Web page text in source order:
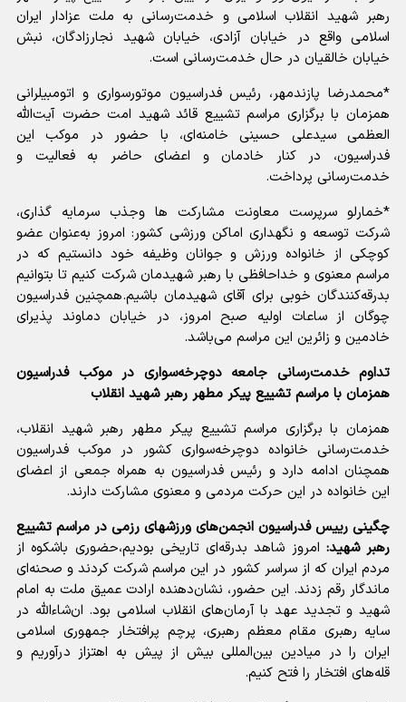
رهبر شهید انقلاب اسلامی و خدمت‌رسانی به ملت عزادار ایران
اسلامی واقع در خیابان آزادی، خیابان شهید نجارزادگان، نبش
خیابان خالقیان در حال خدمت‌رسانی است.
*محمدرضا پازندمهر، رئیس فدراسیون موتورسواری و اتومبیلرانی
همزمان با برگزاری مراسم تشییع قائد شهید امت حضرت آیت‌الله
العظمی سیدعلی حسینی خامنه‌ای، با حضور در موکب این
فدراسیون، در کنار خادمان و اعضای حاضر به فعالیت و
خدمت‌رسانی پرداخت.
*خمارلو سرپرست معاونت مشارکت ها وجذب سرمایه گذاری،
شرکت توسعه و نگهداری اماکن ورزشی کشور: امروز به‌عنوان عضو
کوچکی از خانواده ورزش و جوانان وظیفه خود دانستیم که در
مراسم معنوی و خداحافظی با رهبر شهیدمان شرکت کنیم تا بتوانیم
بدرقه‌کنندگان خوبی برای آقای شهیدمان باشیم.همچنین فدراسیون
چوگان از ساعات اولیه صبح امروز، در خیابان دماوند پذیرای
خادمین و زائرین این مراسم می‌باشد.
تداوم خدمت‌رسانی جامعه دوچرخه‌سواری در موکب فدراسیون
همزمان با مراسم تشییع پیکر مطهر رهبر شهید انقلاب
همزمان با برگزاری مراسم تشییع پیکر مطهر رهبر شهید انقلاب،
خدمت‌رسانی خانواده دوچرخه‌سواری کشور در موکب فدراسیون
همچنان ادامه دارد و رئیس فدراسیون به همراه جمعی از اعضای
این خانواده در این حرکت مردمی و معنوی مشارکت دارند.
چگینی رییس فدراسیون انجمن‌های ورزشهای رزمی در مراسم تشییع
رهبر شهید: امروز شاهد بدرقه‌ای تاریخی بودیم،حضوری باشکوه از
مردم ایران که از سراسر کشور در این مراسم شرکت کردند و صحنه‌ای
ماندگار رقم زدند. این حضور، نشان‌دهنده ارادت عمیق ملت به امام
شهید و تجدید عهد با آرمان‌های انقلاب اسلامی بود. ان‌شاءالله در
سایه رهبری مقام معظم رهبری، پرچم پرافتخار جمهوری اسلامی
ایران را در میادین بین‌المللی بیش از پیش به اهتزاز درآوریم و
قله‌های افتخار را فتح کنیم.